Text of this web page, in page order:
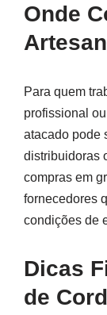
Onde
Para quem
profissional
atacado pode
distribuidoras
compras em
fornecedores
condições de
Dicas
de